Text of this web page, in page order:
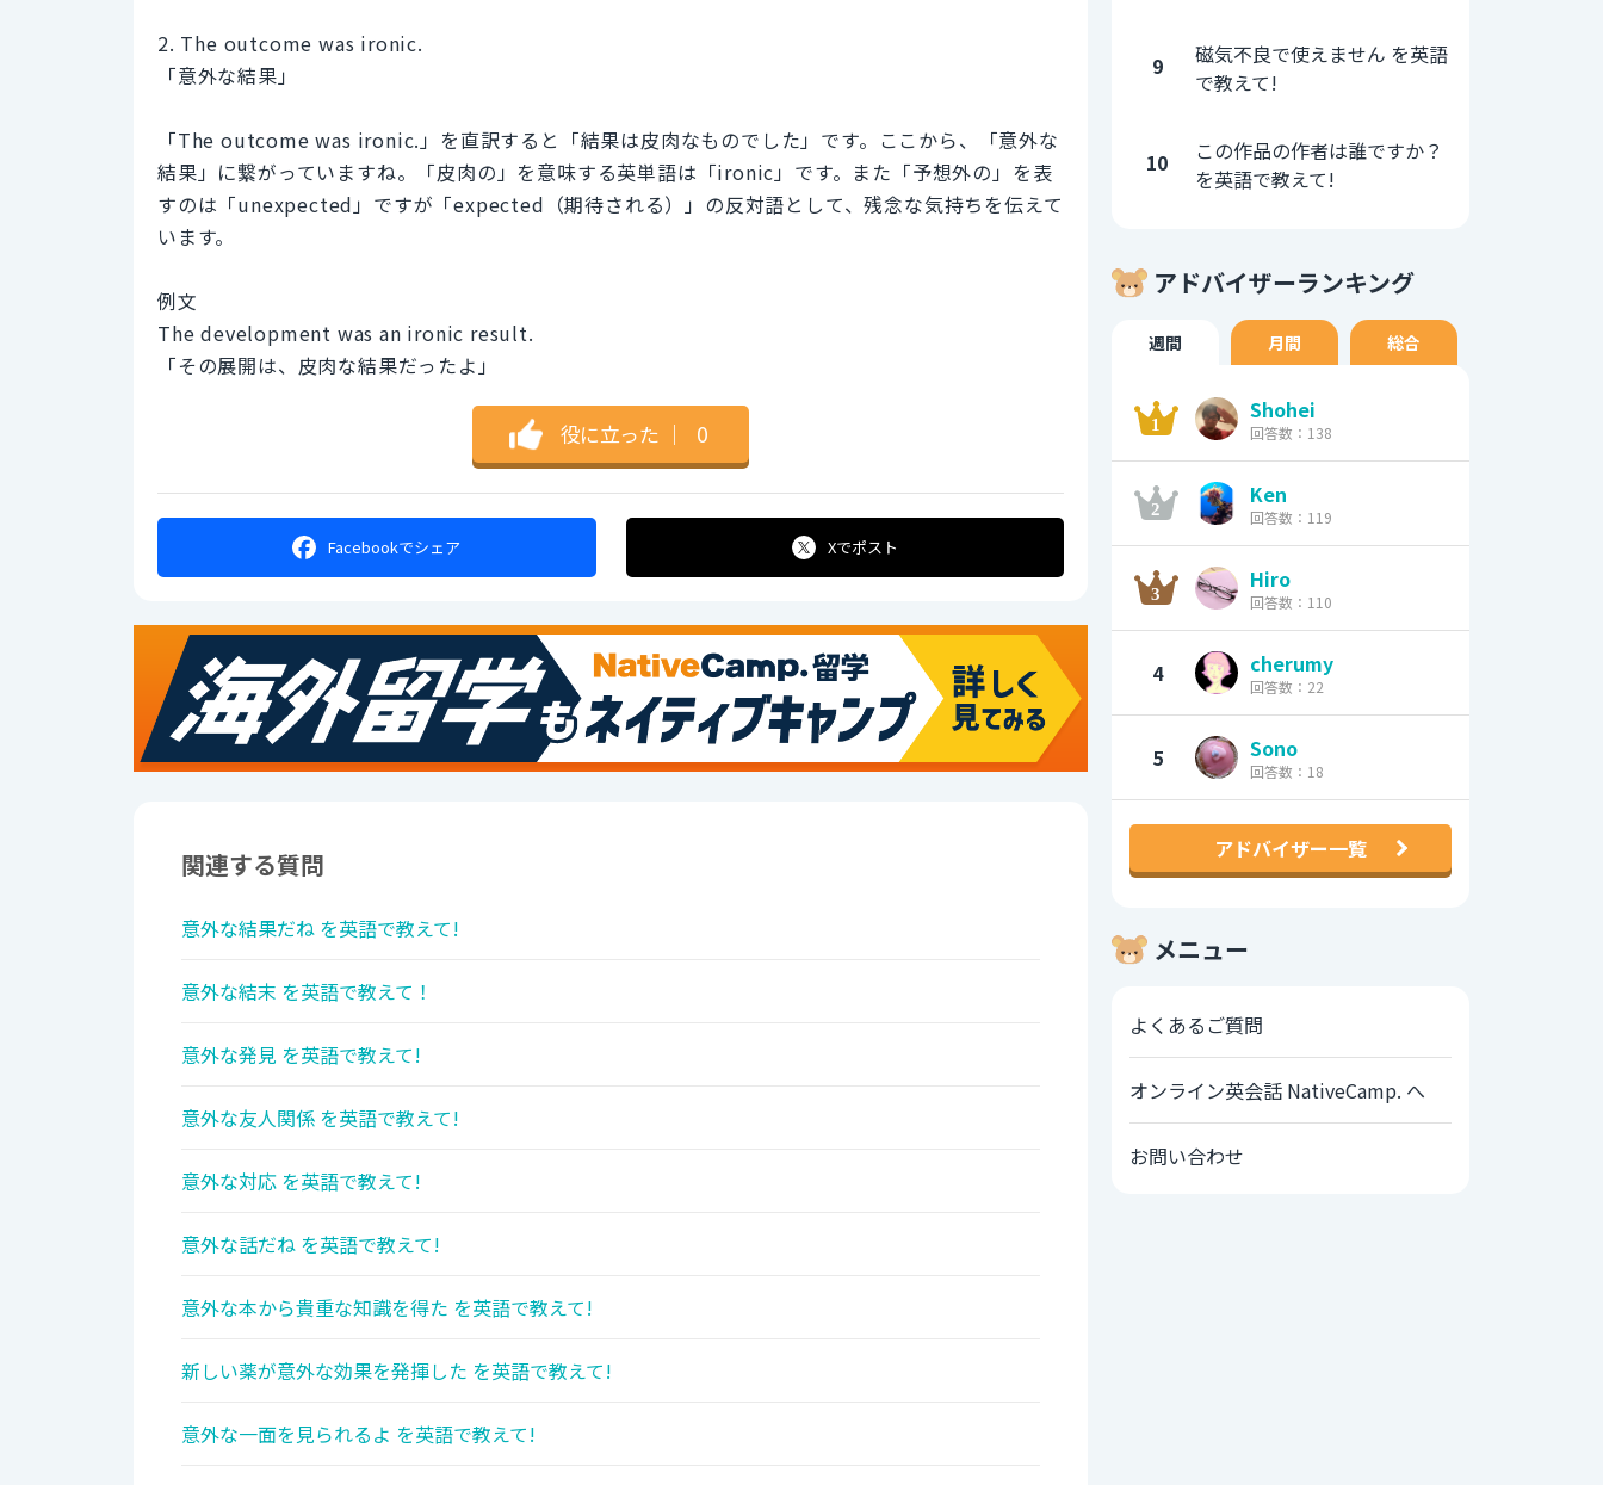
2. The outcome was ironic.
「意外な結果」
「The outcome was ironic.」を直訳すると「結果は皮肉なものでした」です。ここから、「意外な
結果」に繋がっていますね。「皮肉の」を意味する英単語は「ironic」です。また「予想外の」を表
すのは「unexpected」ですが「expected（期待される）」の反対語として、残念な気持ちを伝えて
います。
例文
The development was an ironic result.
「その展開は、皮肉な結果だったよ」
役に立った ｜ 0
Facebookでシェア Xでポスト
関連する質問
意外な結果だね を英語で教えて!
意外な結末 を英語で教えて！
意外な発見 を英語で教えて!
意外な友人関係 を英語で教えて!
意外な対応 を英語で教えて!
意外な話だね を英語で教えて!
意外な本から貴重な知識を得た を英語で教えて!
新しい薬が意外な効果を発揮した を英語で教えて!
意外な一面を見られるよ を英語で教えて!
9
磁気不良で使えません を英語
で教えて!
10
この作品の作者は誰ですか？
を英語で教えて!
アドバイザーランキング
週間 月間 総合
Shohei
回答数：138
Ken
回答数：119
Hiro
回答数：110
4 cherumy
回答数：22
5 Sono
回答数：18
アドバイザー一覧
メニュー
よくあるご質問
オンライン英会話 NativeCamp. へ
お問い合わせ